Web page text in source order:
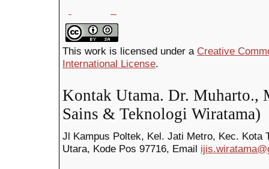
This work is licensed under a Creative
International License.
Kontak Utama. Dr. Muharto.,
Sains & Teknologi Wiratama)
Jl Kampus Poltek, Kel. Jati Metro, Kec. Kota
Utara, Kode Pos 97716, Email